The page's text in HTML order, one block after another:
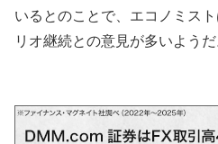
いるとのことで、エコノミス
リオ継続との意見が多いようだ